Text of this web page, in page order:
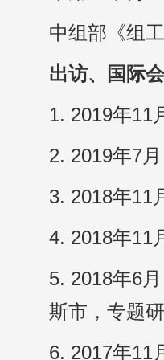
中组部《组
出访、国际
1. 2019年11
2. 2019年7
3. 2018年11
4. 2018年11
5. 2018年6
斯市，专题
6. 2017年11